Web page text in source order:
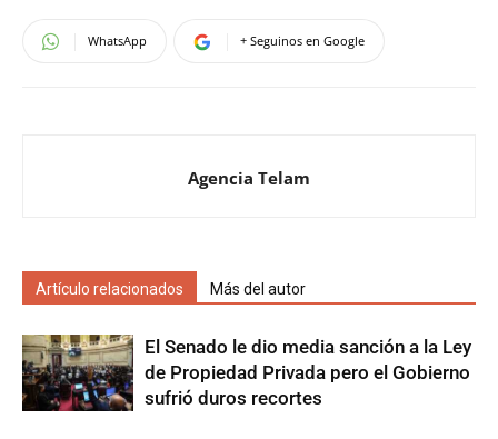
WhatsApp + Seguinos en Google
Agencia Telam
Artículo relacionados Más del autor
El Senado le dio media sanción a la Ley
de Propiedad Privada pero el Gobierno
sufrió duros recortes